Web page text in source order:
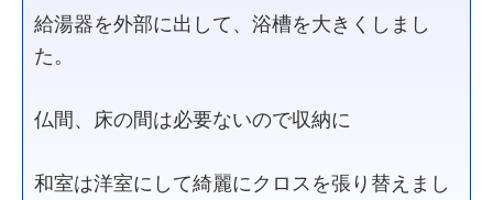
給湯器を外部に出して、浴槽を大きくしまし
た。
仏間、床の間は必要ないので収納に
和室は洋室にして綺麗にクロスを張り替えまし